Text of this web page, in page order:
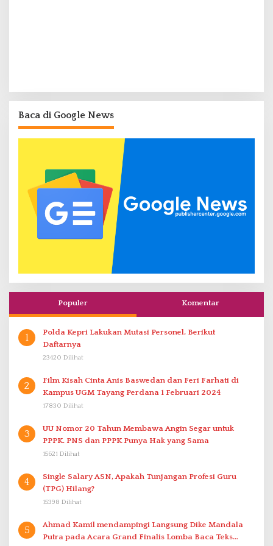
Baca di Google News
Populer Komentar
1
Polda Kepri Lakukan Mutasi Personel, Berikut
Daftarnya
23420 Dilihat
2
Film Kisah Cinta Anis Baswedan dan Feri Farhati di
Kampus UGM Tayang Perdana 1 Februari 2024
17830 Dilihat
3
UU Nomor 20 Tahun Membawa Angin Segar untuk
PPPK. PNS dan PPPK Punya Hak yang Sama
15621 Dilihat
4
Single Salary ASN, Apakah Tunjangan Profesi Guru
(TPG) Hilang?
15398 Dilihat
5
Ahmad Kamil mendampingi Langsung Dike Mandala
Putra pada Acara Grand Finalis Lomba Baca Teks